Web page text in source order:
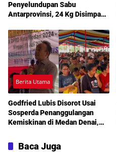
Penyelundupan Sabu
Antarprovinsi, 24 Kg Disimpan
Berita Utama
Godfried Lubis Disorot Usai
Sosperda Penanggulangan
Kemiskinan di Medan Denai,
Jalan Mati hingga Sulit Akses
Baca Juga